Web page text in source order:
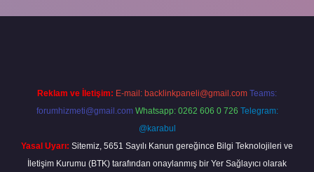
Reklam ve İletişim: E-mail: backlinkpaneli@gmail.com Teams:
forumhizmeti@gmail.com Whatsapp: 0262 606 0 726 Telegram:
@karabul
Yasal Uyarı: Sitemiz, 5651 Sayılı Kanun gereğince Bilgi Teknolojileri ve
İletişim Kurumu (BTK) tarafından onaylanmış bir Yer Sağlayıcı olarak